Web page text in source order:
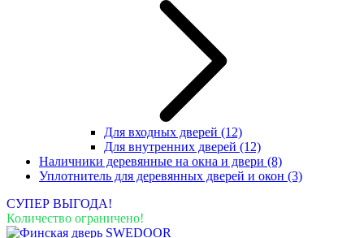
Для входных дверей (12)
Для внутренних дверей (12)
Наличники деревянные на окна и двери (8)
Уплотнитель для деревянных дверей и окон (3)
СУПЕР ВЫГОДА!
Количество ограничено!